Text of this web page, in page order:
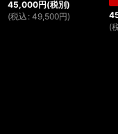
45,000円(税別)
(税込 : 49,500円)
(